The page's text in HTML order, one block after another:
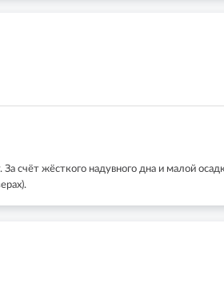
счёт жёсткого надувного дна и малой